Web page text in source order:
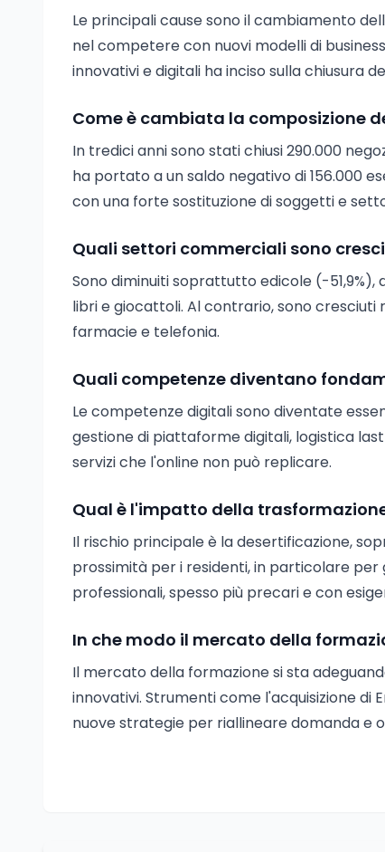
Le principali cause sono il cambiamento
nel competere con nuovi modelli di
innovativi e digitali ha inciso sulla chiusura
Come è cambiata la composizione
In tredici anni sono stati chiusi 290.000
ha portato a un saldo negativo di 156.000
con una forte sostituzione di soggetti e
Quali settori commerciali sono
Sono diminuiti soprattutto edicole (-
libri e giocattoli. Al contrario, sono
farmacie e telefonia.
Quali competenze diventano
Le competenze digitali sono diventate
gestione di piattaforme digitali, logistica
servizi che l'online non può replicare.
Qual è l'impatto della
Il rischio principale è la desertificazione,
prossimità per i residenti, in particolare per
professionali, spesso più precari e con
In che modo il mercato della
Il mercato della formazione si sta
innovativi. Strumenti come l'acquisizione di
nuove strategie per riallineare domanda e